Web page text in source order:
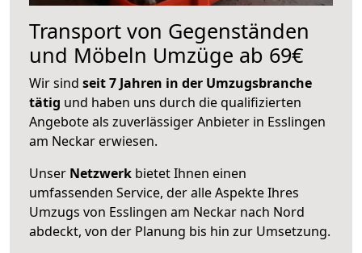
Transport von Gegenständen
und Möbeln Umzüge ab 69€
Wir sind seit 7 Jahren in der Umzugsbranche
tätig und haben uns durch die qualifizierten
Angebote als zuverlässiger Anbieter in Esslingen
am Neckar erwiesen.
Unser Netzwerk bietet Ihnen einen
umfassenden Service, der alle Aspekte Ihres
Umzugs von Esslingen am Neckar nach Nord
abdeckt, von der Planung bis hin zur Umsetzung.